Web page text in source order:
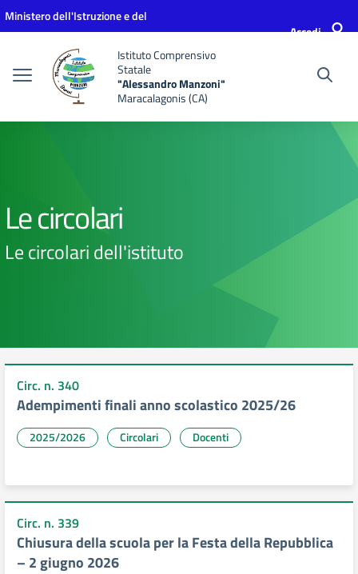
Vai ai contenuti
Vai al menu di navigazione
Vai al footer
Ministero dell'Istruzione e del
Accedi
Istituto Comprensivo
Statale
"Alessandro Manzoni"
Maracalagonis (CA)
Le circolari
Le circolari dell'istituto
Circ. n. 340
Adempimenti finali anno scolastico 2025/26
2025/2026 Circolari Docenti
Circ. n. 339
Chiusura della scuola per la Festa della Repubblica
– 2 giugno 2026